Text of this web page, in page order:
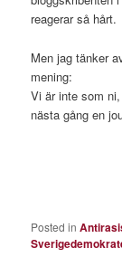
reagerar så hårt.
Men jag tänker
mening:
Vi är inte som
nästa gång en
Posted in